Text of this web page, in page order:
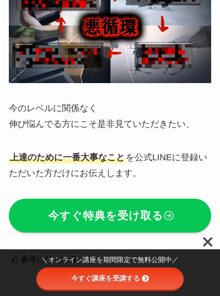
今のレベルに関係なく
伸び悩んでる方にこそ是非見ていただきたい、
上達のために一番大事なことを公式LINEに登録い
ただいた方だけにお伝えします。
今すぐ特典を受け取る
参考になった 3
＼オンライン講座を期間限定で無料公開中／
今すぐ講座を受講する